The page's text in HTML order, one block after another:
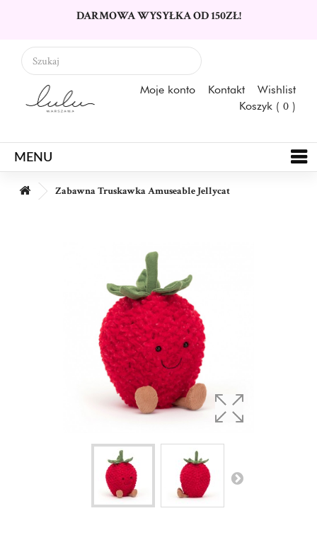
DARMOWA WYSYŁKA OD 150ZŁ!
Moje konto Kontakt
Wishlist
Koszyk ( 0)
MENU
Zabawna Truskawka Amuseable Jellycat